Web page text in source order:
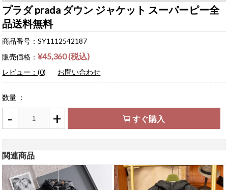
プラダ prada ダウン ジャケット スーパーピー全
品送料無料
商品番号：SY1112542187
販売価格：¥45,360 (税込)
レビュー：(0) お問い合わせ
数量 ：
- + すぐ購入
関連商品